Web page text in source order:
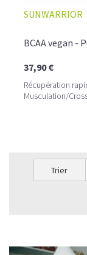
SUNWARRIOR
BCAA vegan -
37,90 €
Récupération
Musculation/
Trier